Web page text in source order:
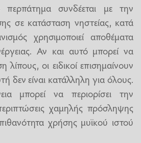
συνδέεται με την
σε κατάσταση νηστείας, κατά
χρησιμοποιεί αποθέματα
Αν και αυτό μπορεί να
οι ειδικοί επισημαίνουν
δεν είναι κατάλληλη για όλους.
μπορεί να περιορίσει την
χαμηλής πρόσληψης
χρήσης μυϊκού ιστού